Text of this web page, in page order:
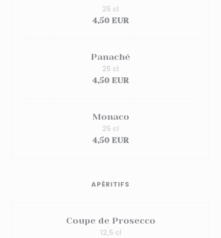
4,50 EUR
25 cl
Panaché
4,50 EUR
25 cl
Monaco
4,50 EUR
25 cl
APÉRITIFS
Coupe de Prosecco
12,5 cl